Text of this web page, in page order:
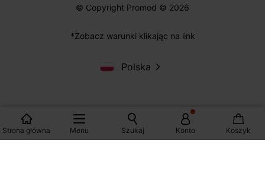
Strona główna Menu Szukaj Konto Koszyk
© Copyright Promod © 2026
*Zobacz warunki klikając na link
Polska